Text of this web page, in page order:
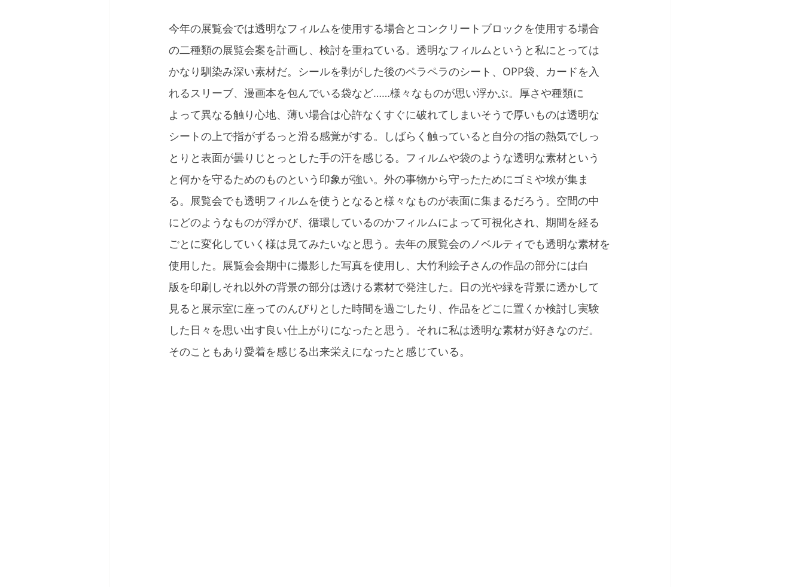
今年の展覧会では透明なフィルムを使用する場合とコンクリートブロックを使用する場合
の二種類の展覧会案を計画し、検討を重ねている。透明なフィルムというと私にとっては
かなり馴染み深い素材だ。シールを剥がした後のペラペラのシート、OPP袋、カードを入
れるスリーブ、漫画本を包んでいる袋など……様々なものが思い浮かぶ。厚さや種類に
よって異なる触り心地、薄い場合は心許なくすぐに破れてしまいそうで厚いものは透明な
シートの上で指がずるっと滑る感覚がする。しばらく触っていると自分の指の熱気でしっ
とりと表面が曇りじとっとした手の汗を感じる。フィルムや袋のような透明な素材という
と何かを守るためのものという印象が強い。外の事物から守ったためにゴミや埃が集ま
る。展覧会でも透明フィルムを使うとなると様々なものが表面に集まるだろう。空間の中
にどのようなものが浮かび、循環しているのかフィルムによって可視化され、期間を経る
ごとに変化していく様は見てみたいなと思う。去年の展覧会のノベルティでも透明な素材を
使用した。展覧会会期中に撮影した写真を使用し、大竹利絵子さんの作品の部分には白
版を印刷しそれ以外の背景の部分は透ける素材で発注した。日の光や緑を背景に透かして
見ると展示室に座ってのんびりとした時間を過ごしたり、作品をどこに置くか検討し実験
した日々を思い出す良い仕上がりになったと思う。それに私は透明な素材が好きなのだ。
そのこともあり愛着を感じる出来栄えになったと感じている。